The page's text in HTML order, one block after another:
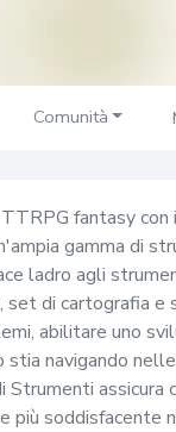
Comunità
fantasy
gamma di
ladro agli
di cartografia
abilitare uno
navigando
assicura
più soddisfacente